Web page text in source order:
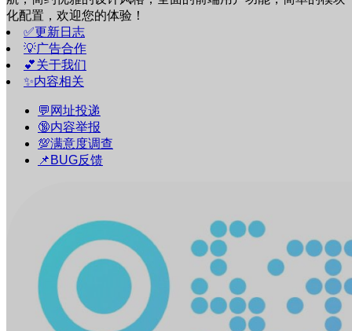
化配置，欢迎您的体验！
✅更新日志
💡广告合作
💕关于我们
✨内容相关
💬网址投递
🔞内容举报
💯满意度调查
📌BUG反馈